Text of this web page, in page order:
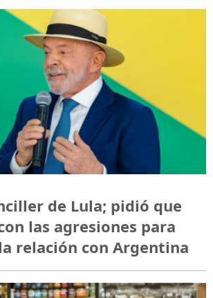
de Lula; pidió que
las agresiones para
relación con Argentina